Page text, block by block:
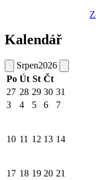
Kalendář
Srpen2026
Po Út St Čt
27 28 29 30 31
3
4 5 6 7
10 11 12 13 14
17 18 19 20 21